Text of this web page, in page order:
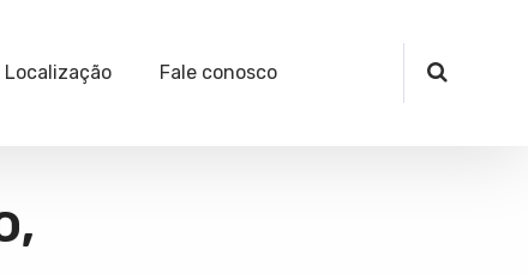
Localização Fale conosco